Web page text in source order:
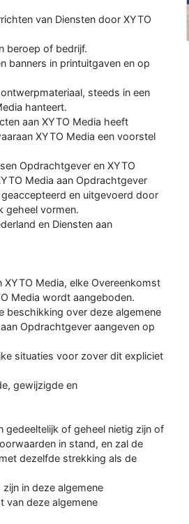
van Diensten door XYTO
beroep of bedrijf.
banners in printuitgaven en op
steeds in een
hanteert.
aan XYTO Media heeft
XYTO Media een voorstel
Opdrachtgever en XYTO
Media aan Opdrachtgever
en uitgevoerd door
geheel vormen.
en Diensten aan
Media, elke Overeenkomst
Media wordt aangeboden.
beschikking over deze algemene
Opdrachtgever aangeven op
situaties voor zover dit expliciet
gewijzigde en
gedeeltelijk of geheel nietig zijn of
in stand, en zal de
dezelfde strekking als de
in deze algemene
van deze algemene